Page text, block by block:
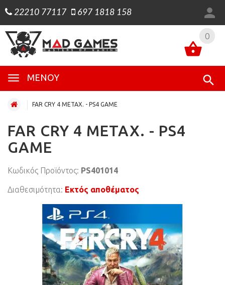
22210 77117 697 1818 158
0
ΜΕΝΟΎ
0
FAR CRY 4 ΜΕΤΑΧ. - PS4 GAME
FAR CRY 4 ΜΕΤΑΧ. - PS4
GAME
Κωδικός Προϊόντος: PS401014
Διαθεσιμότητα: Εκτός αποθέματος